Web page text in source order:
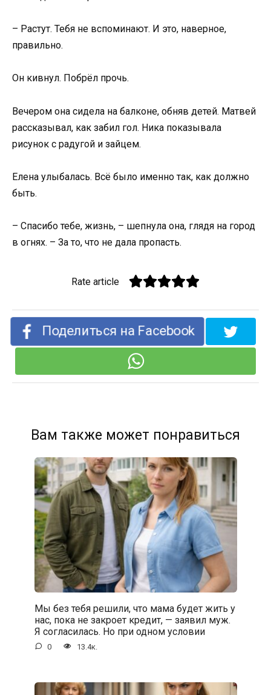
– Растут. Тебя не вспоминают. И это, наверное,
правильно.
Он кивнул. Побрёл прочь.
Вечером она сидела на балконе, обняв детей. Матвей
рассказывал, как забил гол. Ника показывала
рисунок с радугой и зайцем.
Елена улыбалась. Всё было именно так, как должно
быть.
– Спасибо тебе, жизнь, – шепнула она, глядя на город
в огнях. – За то, что не дала пропасть.
Rate article
Поделиться на Facebook
Вам также может понравиться
Мы без тебя решили, что мама будет жить у
нас, пока не закроет кредит, — заявил муж.
Я согласилась. Но при одном условии
0 13.4к.